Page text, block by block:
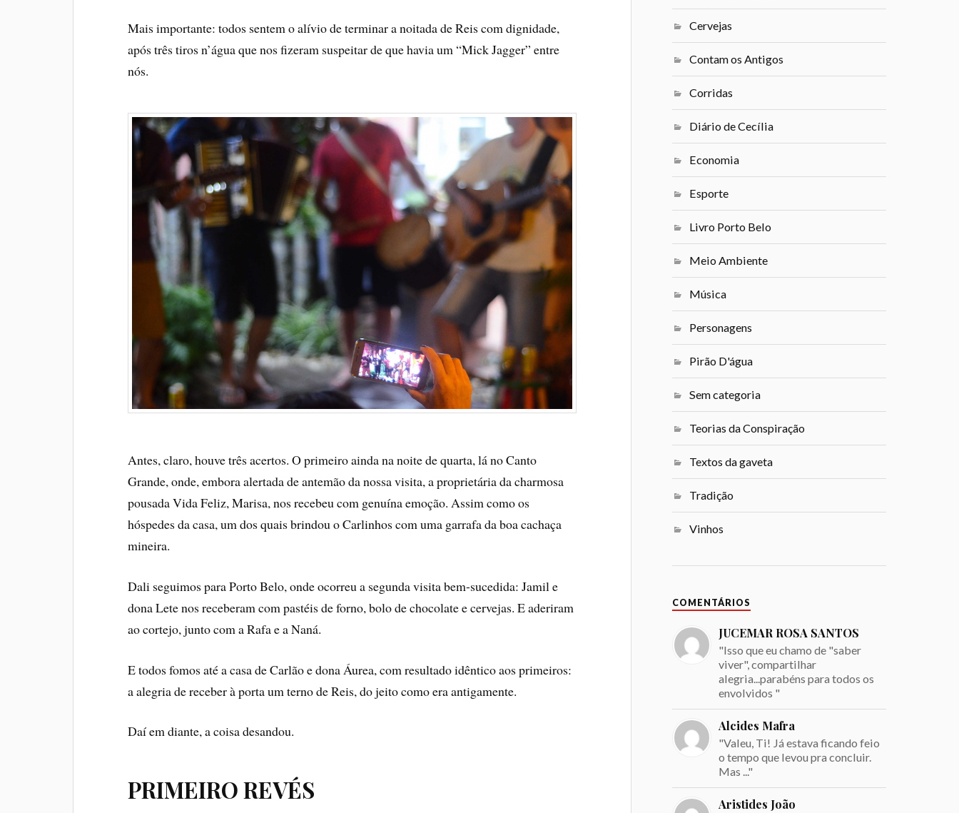
Mais importante: todos sentem o alívio de terminar a noitada de Reis com dignidade,
após três tiros n’água que nos fizeram suspeitar de que havia um “Mick Jagger” entre
nós.
Antes, claro, houve três acertos. O primeiro ainda na noite de quarta, lá no Canto
Grande, onde, embora alertada de antemão da nossa visita, a proprietária da charmosa
pousada Vida Feliz, Marisa, nos recebeu com genuína emoção. Assim como os
hóspedes da casa, um dos quais brindou o Carlinhos com uma garrafa da boa cachaça
mineira.
Dali seguimos para Porto Belo, onde ocorreu a segunda visita bem-sucedida: Jamil e
dona Lete nos receberam com pastéis de forno, bolo de chocolate e cervejas. E aderiram
ao cortejo, junto com a Rafa e a Naná.
E todos fomos até a casa de Carlão e dona Áurea, com resultado idêntico aos primeiros:
a alegria de receber à porta um terno de Reis, do jeito como era antigamente.
Daí em diante, a coisa desandou.
PRIMEIRO REVÉS
Cervejas
Contam os Antigos
Corridas
Diário de Cecília
Economia
Esporte
Livro Porto Belo
Meio Ambiente
Música
Personagens
Pirão D'água
Sem categoria
Teorias da Conspiração
Textos da gaveta
Tradição
Vinhos
COMENTÁRIOS
JUCEMAR ROSA SANTOS
"Isso que eu chamo de "saber
viver", compartilhar
alegria...parabéns para todos os
envolvidos "
Alcides Mafra
"Valeu, Ti! Já estava ficando feio
o tempo que levou pra concluir.
Mas ..."
Aristides João